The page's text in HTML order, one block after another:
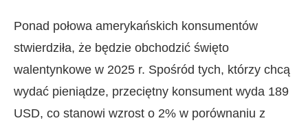
Ponad połowa amerykańskich konsumentów
stwierdziła, że ​​będzie obchodzić święto
walentynkowe w 2025 r. Spośród tych, którzy chcą
wydać pieniądze, przeciętny konsument wyda 189
USD, co stanowi wzrost o 2% w porównaniu z